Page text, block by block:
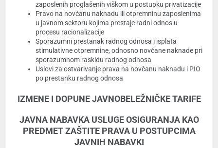
zaposlenih proglašenih viškom u postupku privatizacije
Pravo na novčanu naknadu ili otpremninu zaposlenima
u javnom sektoru kojima prestaje radni odnos u
procesu racionalizacije
Sporazumni prestanak radnog odnosa i isplata
stimulativne otpremnine, odnosno novčane naknade pri
sporazumnom raskidu radnog odnosa
Uslovi za ostvarivanje prava na novčanu naknadu i PIO
po prestanku radnog odnosa
IZMENE I DOPUNE JAVNOBELEŽNIČKE TARIFE
JAVNA NABAVKA USLUGE OSIGURANJA KAO
PREDMET ZAŠTITE PRAVA U POSTUPCIMA
JAVNIH NABAVKI